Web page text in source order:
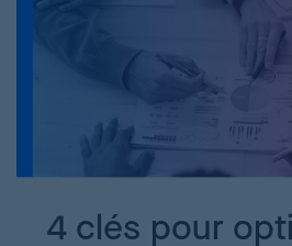
4 clés pour